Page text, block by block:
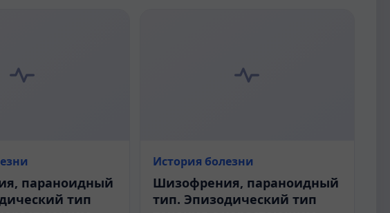
параноидный
тип
История болезни
Шизофрения, параноидный
тип. Эпизодический тип